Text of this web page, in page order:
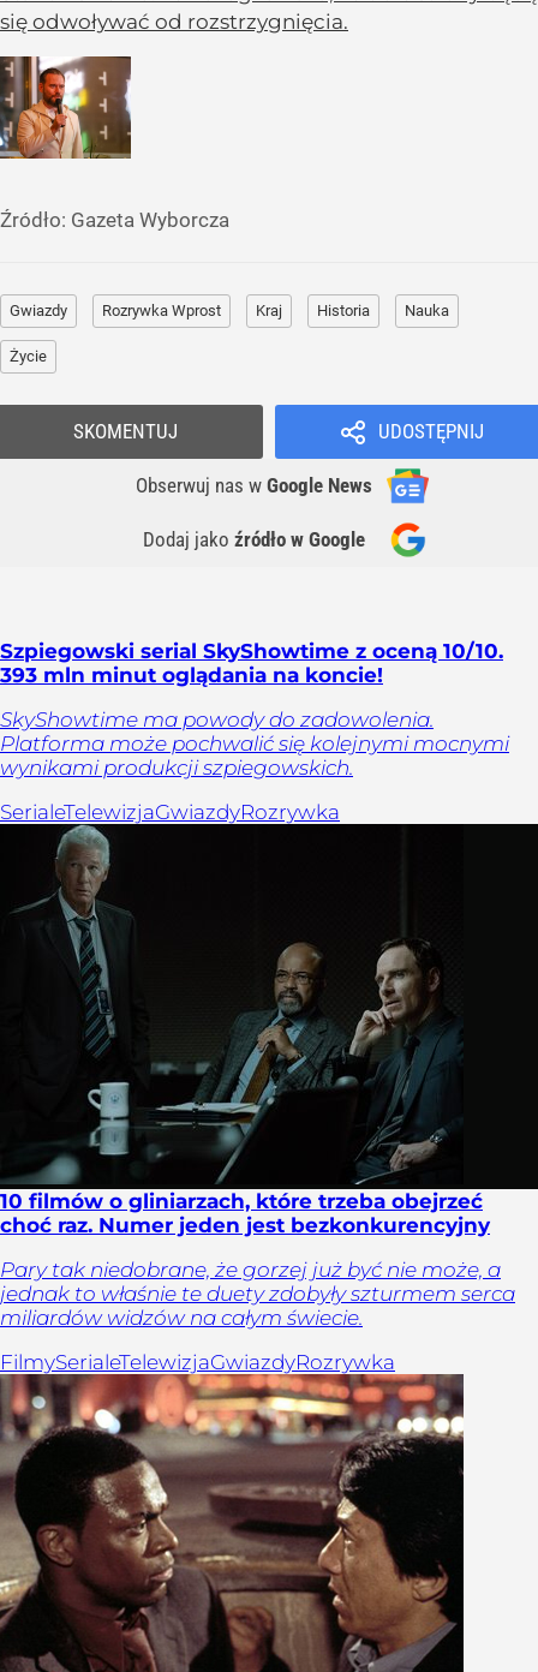
się odwoływać od rozstrzygnięcia.
Źródło: Gazeta Wyborcza
Gwiazdy Rozrywka Wprost Kraj Historia Nauka
Życie
UDOSTĘPNIJ
Obserwuj nas w Google News
Dodaj jako źródło w Google
SKOMENTUJ
Szpiegowski serial SkyShowtime z oceną 10/10.
393 mln minut oglądania na koncie!
SkyShowtime ma powody do zadowolenia.
Platforma może pochwalić się kolejnymi mocnymi
wynikami produkcji szpiegowskich.
SerialeTelewizjaGwiazdyRozrywka
10 filmów o gliniarzach, które trzeba obejrzeć
choć raz. Numer jeden jest bezkonkurencyjny
Pary tak niedobrane, że gorzej już być nie może, a
jednak to właśnie te duety zdobyły szturmem serca
miliardów widzów na całym świecie.
FilmySerialeTelewizjaGwiazdyRozrywka